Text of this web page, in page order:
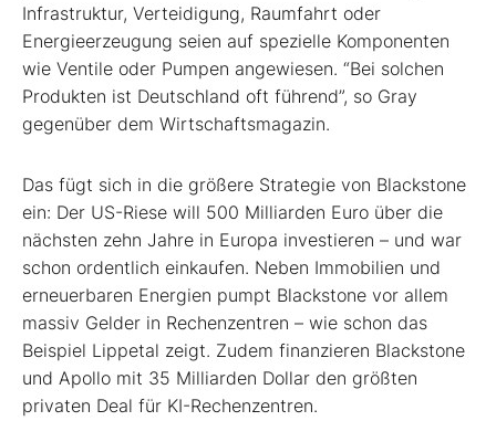
Infrastruktur, Verteidigung, Raumfahrt oder
Energieerzeugung seien auf spezielle Komponenten
wie Ventile oder Pumpen angewiesen. “Bei solchen
Produkten ist Deutschland oft führend”, so Gray
gegenüber dem Wirtschaftsmagazin.
Das fügt sich in die größere Strategie von Blackstone
ein: Der US-Riese will 500 Milliarden Euro über die
nächsten zehn Jahre in Europa investieren – und war
schon ordentlich einkaufen. Neben Immobilien und
erneuerbaren Energien pumpt Blackstone vor allem
massiv Gelder in Rechenzentren – wie schon das
Beispiel Lippetal zeigt. Zudem finanzieren Blackstone
und Apollo mit 35 Milliarden Dollar den größten
privaten Deal für KI-Rechenzentren.